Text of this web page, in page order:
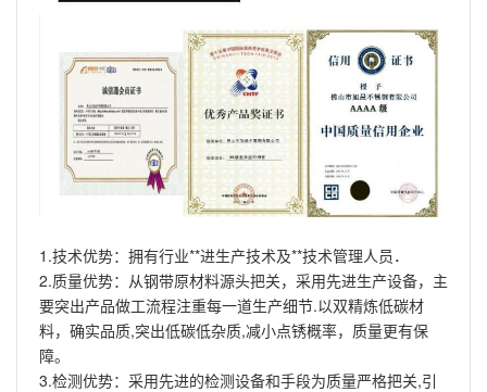
1.技术优势：拥有行业**进生产技术及**技术管理人员．
2.质量优势：从钢带原材料源头把关，采用先进生产设备，主
要突出产品做工流程注重每一道生产细节.以双精炼低碳材
料，确实品质,突出低碳低杂质,减小点锈概率，质量更有保
障。
3.检测优势：采用先进的检测设备和手段为质量严格把关,引